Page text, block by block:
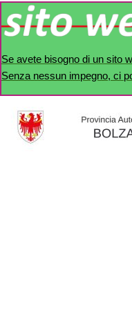
Se avete bisogno di un sito
Senza nessun impegno, ci